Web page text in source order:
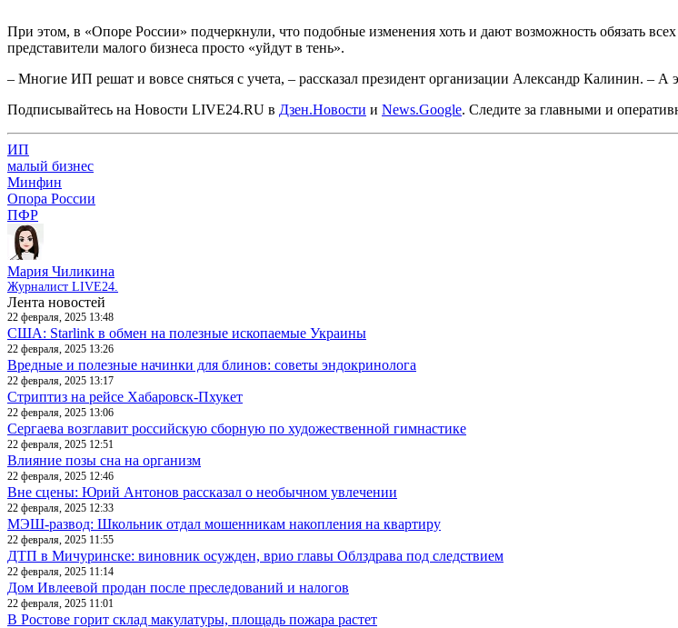
При этом, в «Опоре России» подчеркнули, что подобные изменения хоть и дают возможность обязать
представители малого бизнеса просто «уйдут в тень».
– Многие ИП решат и вовсе сняться с учета, – рассказал президент организации Александр Калинин. – А
Подписывайтесь на Новости LIVE24.RU в Дзен.Новости и News.Google. Следите за главными и
ИП
малый бизнес
Минфин
Опора России
ПФР
Мария Чиликина
Журналист LIVE24.
Лента новостей
22 февраля, 2025 13:48
США: Starlink в обмен на полезные ископаемые Украины
22 февраля, 2025 13:26
Вредные и полезные начинки для блинов: советы эндокринолога
22 февраля, 2025 13:17
Стриптиз на рейсе Хабаровск-Пхукет
22 февраля, 2025 13:06
Сергаева возглавит российскую сборную по художественной гимнастике
22 февраля, 2025 12:51
Влияние позы сна на организм
22 февраля, 2025 12:46
Вне сцены: Юрий Антонов рассказал о необычном увлечении
22 февраля, 2025 12:33
МЭШ-развод: Школьник отдал мошенникам накопления на квартиру
22 февраля, 2025 11:55
ДТП в Мичуринске: виновник осужден, врио главы Облздрава под следствием
22 февраля, 2025 11:14
Дом Ивлеевой продан после преследований и налогов
22 февраля, 2025 11:01
В Ростове горит склад макулатуры, площадь пожара растет